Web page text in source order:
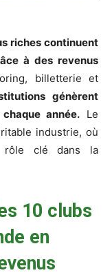
riches continuent
à des revenus
billetterie et
génèrent
année. Le
industrie, où
rôle clé dans la
10 clubs
en